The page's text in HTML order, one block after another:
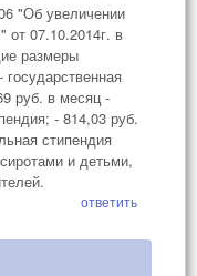
"Об увеличении
от 07.10.2014г. в
размеры
руб. в месяц -
- 814,03 руб.
стипендия
и детьми,
ответить